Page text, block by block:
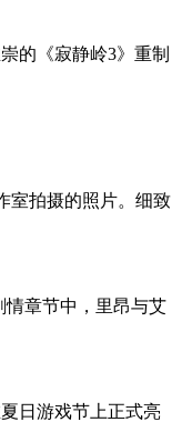
的《寂静岭3》重制
室拍摄的照片。细致
章节中，里昂与艾
日游戏节​上正式亮